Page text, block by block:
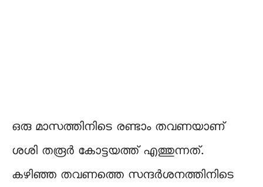
ഒരു മാസത്തിനിടെ രണ്ടാം തവണയാണ്
ശശി തരൂര്‍ കോട്ടയത്ത് എത്തുന്നത്.
കഴിഞ്ഞ തവണത്തെ സന്ദർശനത്തിനിടെ